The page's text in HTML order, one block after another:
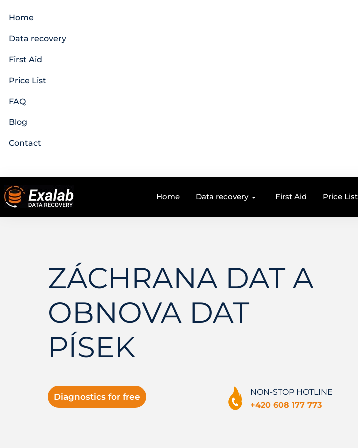
Home
Data recovery
First Aid
Price List
FAQ
Blog
Contact
Home Data recovery First Aid Price List
ZÁCHRANA DAT A
OBNOVA DAT
PÍSEK
Diagnostics for free
NON-STOP HOTLINE
+420 608 177 773